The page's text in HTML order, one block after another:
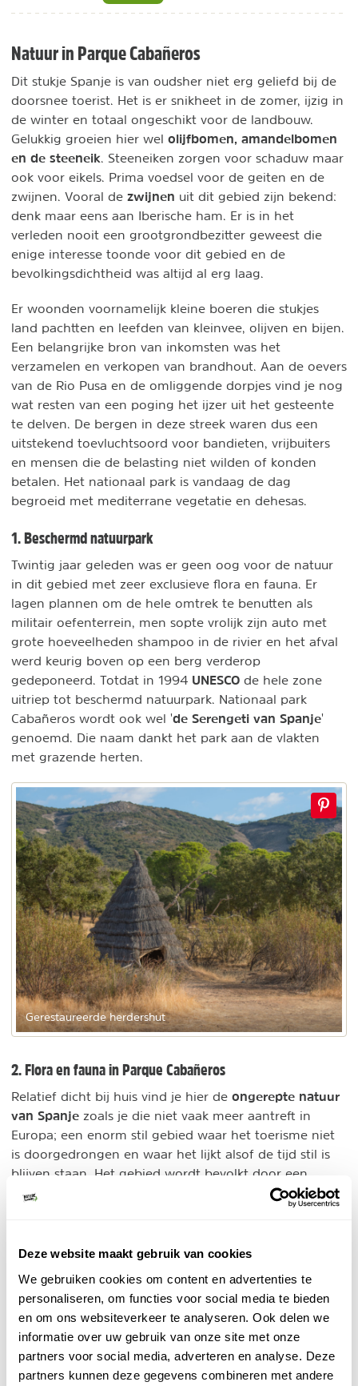
Deze website maakt gebruik van cookies
We gebruiken cookies om content en advertenties te
personaliseren, om functies voor social media te bieden
en om ons websiteverkeer te analyseren. Ook delen we
informatie over uw gebruik van onze site met onze
partners voor social media, adverteren en analyse. Deze
partners kunnen deze gegevens combineren met andere
Natuur in Parque Cabañeros
Dit stukje Spanje is van oudsher niet erg geliefd bij de
doorsnee toerist. Het is er snikheet in de zomer, ijzig in
de winter en totaal ongeschikt voor de landbouw.
Gelukkig groeien hier wel olijfbomen, amandelbomen
en de steeneik. Steeneiken zorgen voor schaduw maar
ook voor eikels. Prima voedsel voor de geiten en de
zwijnen. Vooral de zwijnen uit dit gebied zijn bekend:
denk maar eens aan Iberische ham. Er is in het
verleden nooit een grootgrondbezitter geweest die
enige interesse toonde voor dit gebied en de
bevolkingsdichtheid was altijd al erg laag.
Er woonden voornamelijk kleine boeren die stukjes
land pachtten en leefden van kleinvee, olijven en bijen.
Een belangrijke bron van inkomsten was het
verzamelen en verkopen van brandhout. Aan de oevers
van de Rio Pusa en de omliggende dorpjes vind je nog
wat resten van een poging het ijzer uit het gesteente
te delven. De bergen in deze streek waren dus een
uitstekend toevluchtsoord voor bandieten, vrijbuiters
en mensen die de belasting niet wilden of konden
betalen. Het nationaal park is vandaag de dag
begroeid met mediterrane vegetatie en dehesas.
1. Beschermd natuurpark
Twintig jaar geleden was er geen oog voor de natuur
in dit gebied met zeer exclusieve flora en fauna. Er
lagen plannen om de hele omtrek te benutten als
militair oefenterrein, men sopte vrolijk zijn auto met
grote hoeveelheden shampoo in de rivier en het afval
werd keurig boven op een berg verderop
gedeponeerd. Totdat in 1994 UNESCO de hele zone
uitriep tot beschermd natuurpark. Nationaal park
Cabañeros wordt ook wel 'de Serengeti van Spanje'
genoemd. Die naam dankt het park aan de vlakten
met grazende herten.
Gerestaureerde herdershut
2. Flora en fauna in Parque Cabañeros
Relatief dicht bij huis vind je hier de ongerepte natuur
van Spanje zoals je die niet vaak meer aantreft in
Europa; een enorm stil gebied waar het toerisme niet
is doorgedrongen en waar het lijkt alsof de tijd stil is
blijven staan. Het gebied wordt bevolkt door een
aantal
, zoals de Iberische lynx,
Spaanse keizersarend en de monniksgier. Edelherten,
spotten.
Een bijzondere verschijning is de zwaarste vogel van
Europa: de grote trap. Het mannetje kan tot 1 meter
lang worden. Naast de steeneiken, olijf- en
amandelbomen gedijen ook de kurkeik en de beukeik
hier goed. En dan is er nog een grote verscheidenheid
aan naaldbomen. De Jara-struiken bloeien hier